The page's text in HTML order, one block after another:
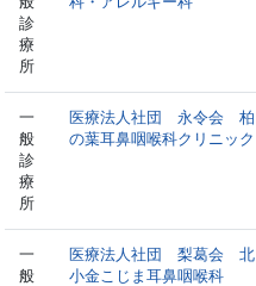
診
療
所
一
般
診
療
所
医療法人社団 永令会 柏
の葉耳鼻咽喉科クリニック
一
般
医療法人社団 梨葛会 北
小金こじま耳鼻咽喉科